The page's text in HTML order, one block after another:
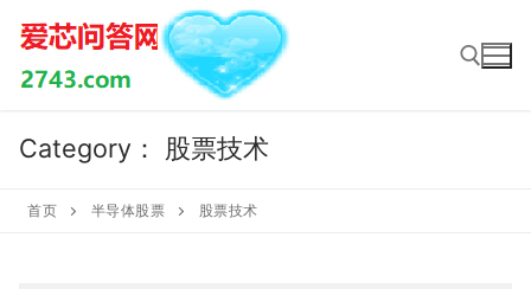
Skip
content
Search for:
Category： 股票技术
首页 半导体股票 股票技术